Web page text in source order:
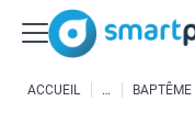
ACCUEIL BAPTÊME